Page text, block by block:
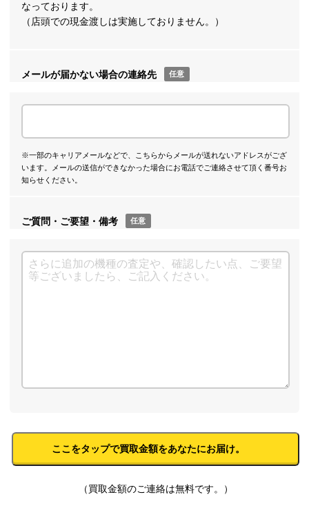
なっております。
（店頭での現金渡しは実施しておりません。）
メールが届かない場合の連絡先 任意
※一部のキャリアメールなどで、こちらからメールが送れないアドレスがござ
います。メールの送信ができなかった場合にお電話でご連絡させて頂く番号お
知らせください。
ご質問・ご要望・備考 任意
（買取金額のご連絡は無料です。）